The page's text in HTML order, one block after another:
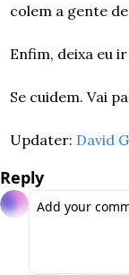
colem a gente
Enfim, deixa eu
Se cuidem. Vai
Updater: David
Reply